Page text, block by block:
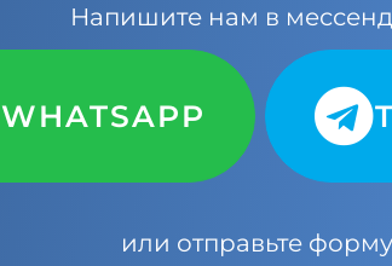
Напишите нам в
WHATSAPP
или отправьте форму